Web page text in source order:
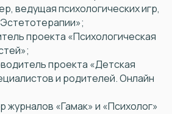
ведущая психологических игр,
проекта «Психологическая
проекта «Детская
и родителей. Онлайн
журналов «Гамак» и «Психолог»